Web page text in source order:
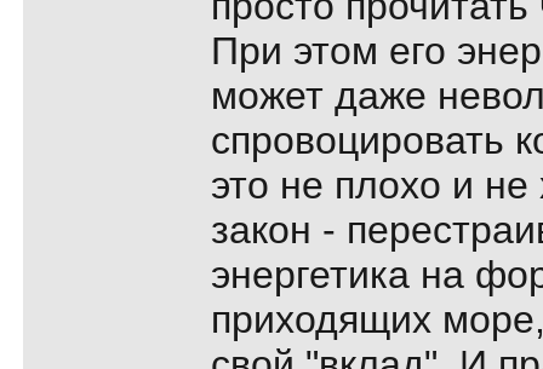
При этом его
может даже
спровоцировать
это не плохо и
закон -
энергетика на
приходящих